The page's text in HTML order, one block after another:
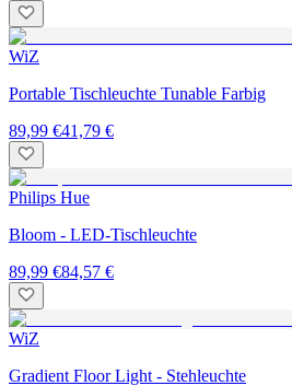
WiZ
Portable Tischleuchte Tunable Farbig
89,99 €41,79 €
Philips Hue
Bloom - LED-Tischleuchte
89,99 €84,57 €
WiZ
Gradient Floor Light - Stehleuchte